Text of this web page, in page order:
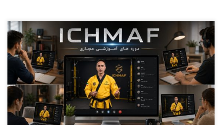
برگزاری دوره داوری درجه ۳ الی درجه ۱ ساعت ۹ الی ۱۳ روز
۱۴۰۳/۶/۹ مدرس دوره داوری دکتر محمد نطاق بافکر مسئول
برگزاری دوره استاد اکبر حیدری آقایان و بانوان محل برگزاری :
کرج , جهانشهر , بلوار ماهان , خیابان غزل , پلاک ۵۰ , دبیرستان
دانش انتخاب ثبت […]